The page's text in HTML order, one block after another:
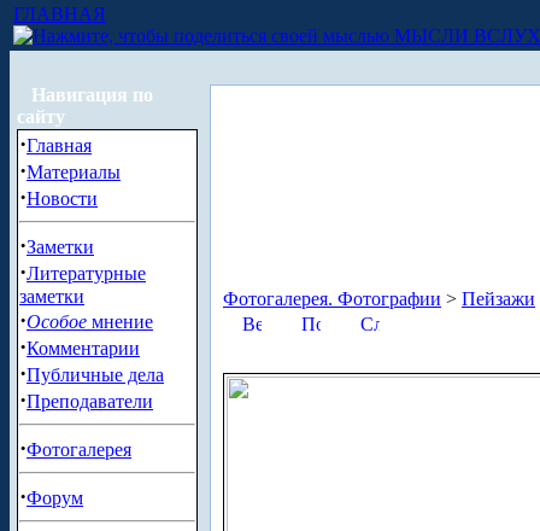
ГЛАВНАЯ
МЫСЛИ ВСЛУХ
Навигация по
сайту
·Главная
·Материалы
·Новости
·Заметки
·Литературные
заметки
·Особое мнение
·Комментарии
·Публичные дела
·Преподаватели
·Фотогалерея
·Форум
Фотогалерея. Фотографии > Пейзажи